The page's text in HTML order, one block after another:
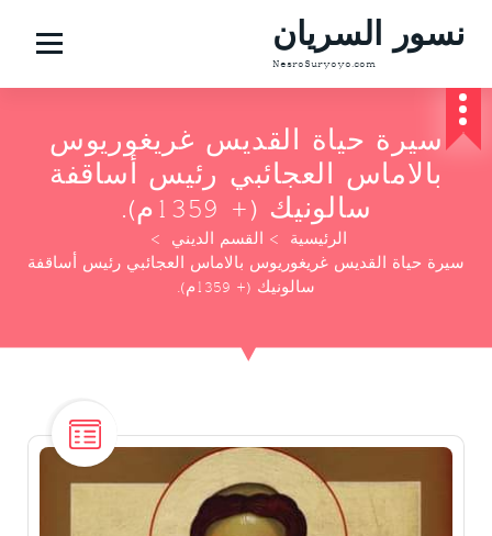
ج
ح
نسور السريان
NesroSuryoyo.com
سيرة حياة القديس غريغوريوس
بالاماس العجائبي رئيس أساقفة
سالونيك (+ 1359م).
الرئيسية > القسم الديني >
سيرة حياة القديس غريغوريوس بالاماس العجائبي رئيس أساقفة
سالونيك (+ 1359م).